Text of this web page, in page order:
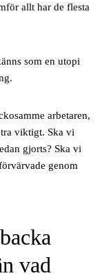
allt har de flesta
som en utopi
arbetaren,
viktigt. Ska vi
gjorts? Ska vi
genom
vad